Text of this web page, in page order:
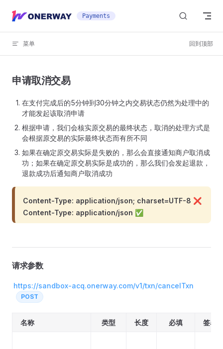
Skip to content Payments
菜单 回到顶部
申请取消交易
在支付完成后的5分钟到30分钟之内交易状态仍然为处理中的
才能发起该取消申请
根据申请，我们会核实原交易的最终状态，取消的处理方式是
会根据原交易的实际最终状态而有所不同
如果在确定原交易实际是失败的，那么会直接通知商户取消成
功；如果在确定原交易实际是成功的，那么我们会发起退款，
退款成功后通知商户取消成功
Content-Type: application/json; charset=UTF-8 ❌
Content-Type: application/json ✅
请求参数
https://sandbox-acq.onerway.com/v1/txn/cancelTxn
POST
名称 类型 长度 必填 签名